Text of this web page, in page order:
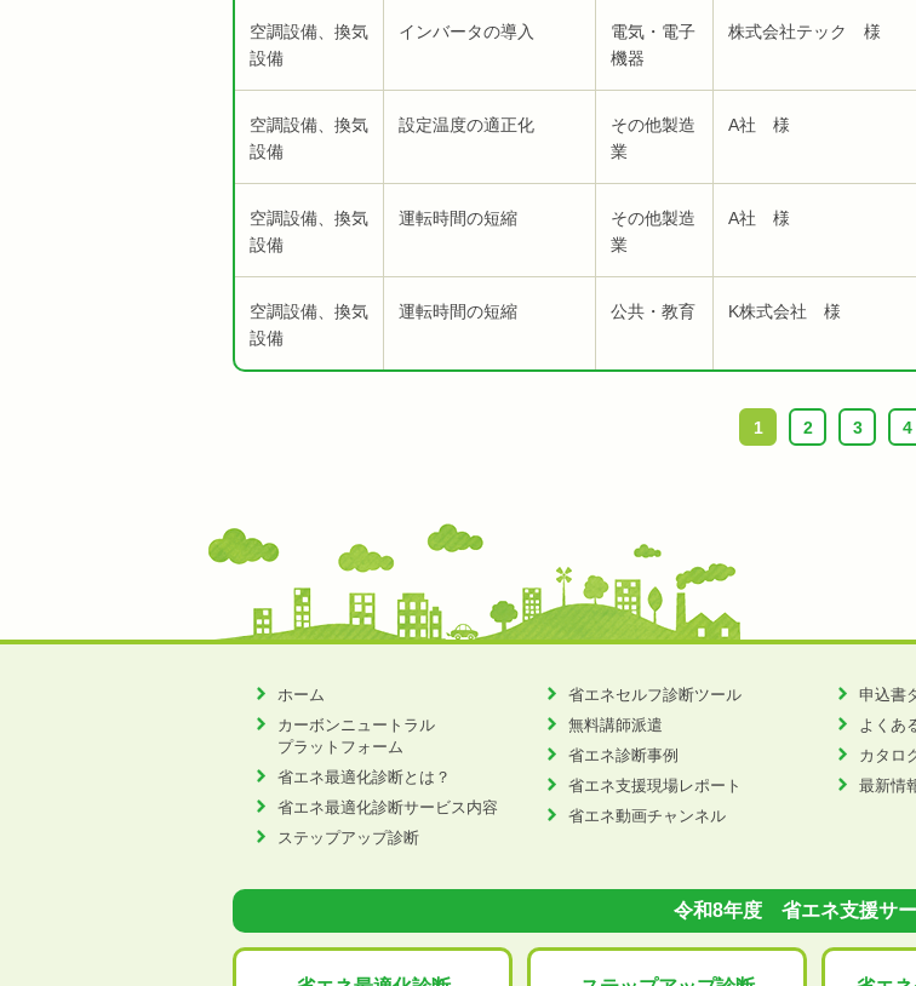
空調設備、換気
設備
インバータの導入
電気・電子
機器
株式会社テック 様
空調設備、換気
設備
設定温度の適正化
その他製造
業
A社 様
空調設備、換気
設備
運転時間の短縮
その他製造
業
A社 様
空調設備、換気
設備
運転時間の短縮 公共・教育 K株式会社 様
1 2 3 4
ホーム
カーボンニュートラル
プラットフォーム
省エネ最適化診断とは？
省エネ最適化診断サービス内容
ステップアップ診断
省エネセルフ診断ツール
無料講師派遣
省エネ診断事例
省エネ支援現場レポート
省エネ動画チャンネル
申込書
よくあ
カタロ
最新情
令和8年度 省エネ支援サ